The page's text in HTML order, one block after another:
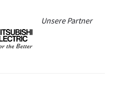
Unsere Partner